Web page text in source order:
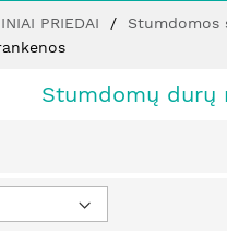
PRIEDAI
Stumdomos
Stumdomų durų